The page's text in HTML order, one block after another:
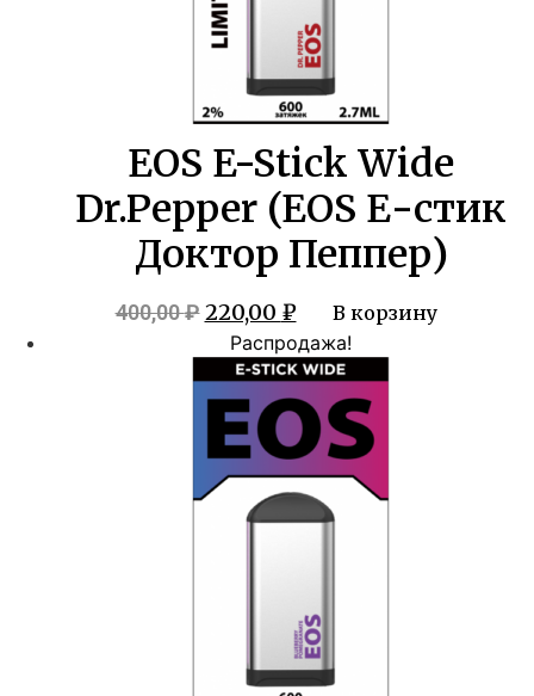
EOS E-Stick Wide
Dr.Pepper (EOS Е-стик
Доктор Пеппер)
400,00₽ Первоначальная
цена
составляла
400,00 ₽.
220,00 ₽Текущая
цена:
220,00 ₽.
В корзину
Распродажа!